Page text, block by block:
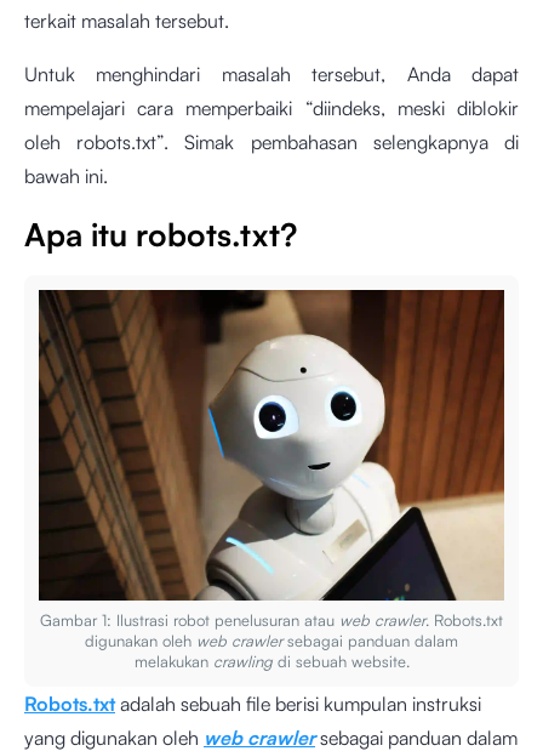
terkait masalah tersebut.
Untuk menghindari masalah tersebut, Anda dapat
mempelajari cara memperbaiki “diindeks, meski diblokir
oleh robots.txt”. Simak pembahasan selengkapnya di
bawah ini.
Apa itu robots.txt?
Gambar 1: Ilustrasi robot penelusuran atau web crawler. Robots.txt
digunakan oleh web crawlersebagai panduan dalam
melakukan crawlingdi sebuah website.
Robots.txtadalah sebuah file berisi kumpulan instruksi
yang digunakan oleh web crawlersebagai panduan dalam